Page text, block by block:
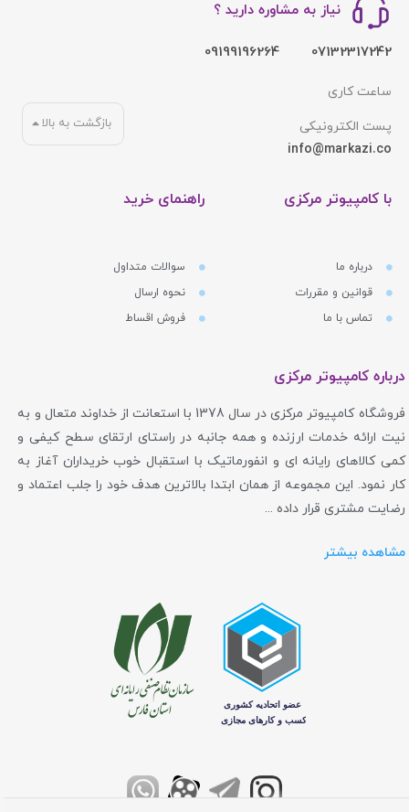
نیاز به مشاوره دارید ؟
07132317242
09199196264
ساعت کاری
پست الکترونیکی
info@markazi.co
با کامپیوتر مرکزی
درباره ما
قوانین و مقررات
تماس با ما
راهنمای خرید
سوالات متداول
نحوه ارسال
فروش اقساط
بازگشت به بالا
درباره کامپیوتر مرکزی
فروشگاه کامپیوتر مرکزی در سال 1378 با استعانت از خداوند متعال و به
نیت ارائه خدمات ارزنده و همه جانبه در راستای ارتقای سطح کیفی و
کمی کالاهای رایانه ای و انفورماتیک با استقبال خوب خریداران آغاز به
کار نمود. این مجموعه از همان ابتدا بالاترین هدف خود را جلب اعتماد و
رضایت مشتری قرار داده ...
مشاهده بیشتر